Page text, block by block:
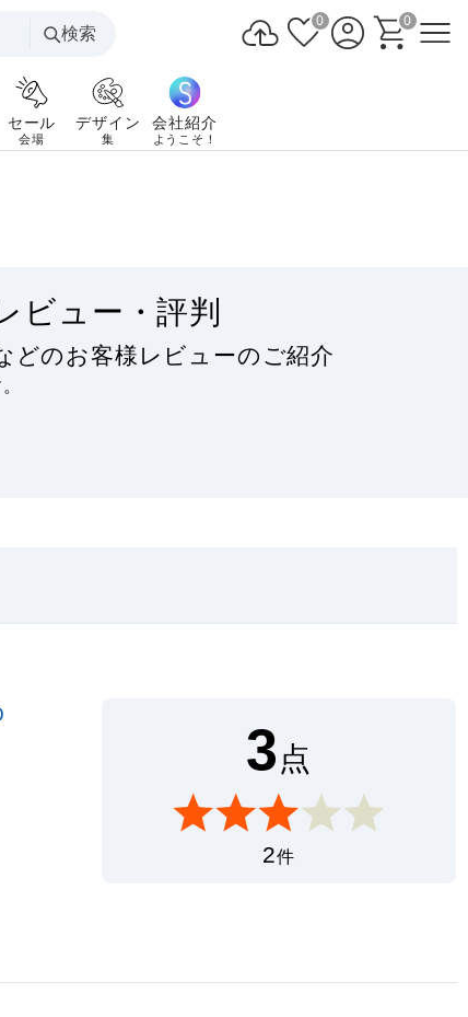
検索
0 0
セール
会場
デザイン
集
会社紹介
ようこそ！
ビュー・評判
どのお客様レビューのご紹介
3点
2件